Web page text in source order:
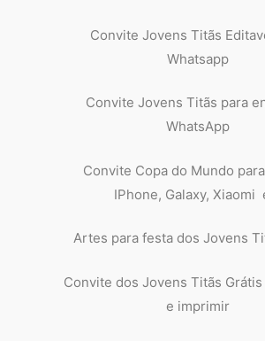
Convite Jovens Titãs
Whatsapp
Convite Jovens Titãs para
WhatsApp
Convite Copa do Mundo
IPhone, Galaxy, Xiaomi
Artes para festa dos Jovens
Convite dos Jovens Titãs Grátis
e imprimir